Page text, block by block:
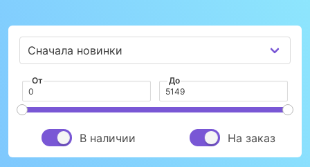
От До
В наличии На заказ